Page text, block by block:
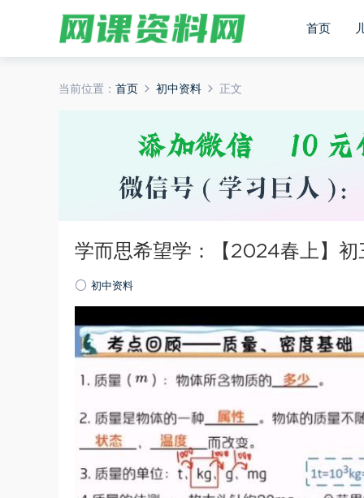
首页
当前位置： 首页 初中资料 正文
学而思希望学：【2024春上】
初中资料